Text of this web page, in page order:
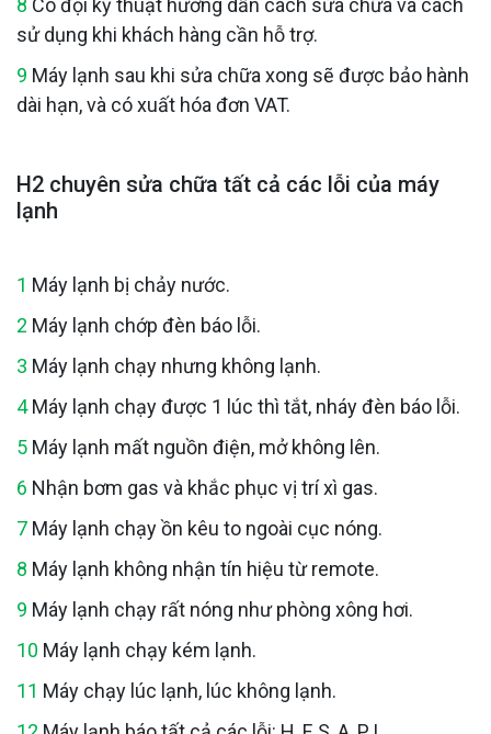
8 Có đội kỹ thuật hướng dẫn cách sửa chữa và cách
sử dụng khi khách hàng cần hỗ trợ.
9 Máy lạnh sau khi sửa chữa xong sẽ được bảo hành
dài hạn, và có xuất hóa đơn VAT.
H2 chuyên sửa chữa tất cả các lỗi của máy
lạnh
1 Máy lạnh bị chảy nước.
2 Máy lạnh chớp đèn báo lỗi.
3 Máy lạnh chạy nhưng không lạnh.
4Máy lạnh chạy được 1 lúc thì tắt, nháy đèn báo lỗi.
5 Máy lạnh mất nguồn điện, mở không lên.
6 Nhận bơm gas và khắc phục vị trí xì gas.
7 Máy lạnh chạy ồn kêu to ngoài cục nóng.
8 Máy lạnh không nhận tín hiệu từ remote.
9 Máy lạnh chạy rất nóng như phòng xông hơi.
10 Máy lạnh chạy kém lạnh.
11 Máy chạy lúc lạnh, lúc không lạnh.